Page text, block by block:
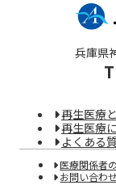
兵庫県
再生医療
再生医療
よくある
医療関係者
お問い合わ